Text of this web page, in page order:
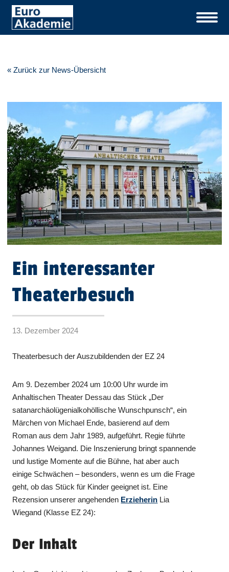
« Zurück zur News-Übersicht
Ein interessanter
Theaterbesuch
13. Dezember 2024
Theaterbesuch der Auszubildenden der EZ 24
Am 9. Dezember 2024 um 10:00 Uhr wurde im
Anhaltischen Theater Dessau das Stück „Der
satanarchäolügenialkohöllische Wunschpunsch“, ein
Märchen von Michael Ende, basierend auf dem
Roman aus dem Jahr 1989, aufgeführt. Regie führte
Johannes Weigand. Die Inszenierung bringt spannende
und lustige Momente auf die Bühne, hat aber auch
einige Schwächen – besonders, wenn es um die Frage
geht, ob das Stück für Kinder geeignet ist. Eine
Rezension unserer angehenden Erzieherin Lia
Wiegand (Klasse EZ 24):
Der Inhalt